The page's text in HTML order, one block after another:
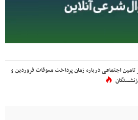
تامین اجتماعی درباره زمان پرداخت معوقات فروردین و